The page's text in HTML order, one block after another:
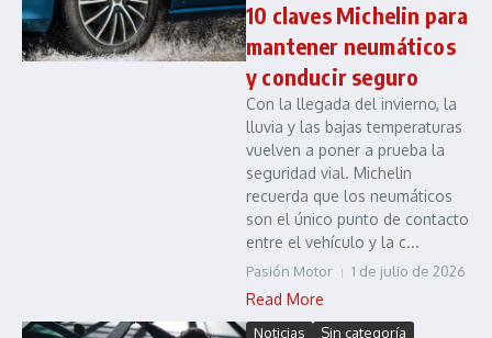
10 claves Michelin para
mantener neumáticos
y conducir seguro
Con la llegada del invierno, la
lluvia y las bajas temperaturas
vuelven a poner a prueba la
seguridad vial. Michelin
recuerda que los neumáticos
son el único punto de contacto
entre el vehículo y la c...
Pasión Motor 1 de julio de 2026
Read More
Noticias Sin categoría